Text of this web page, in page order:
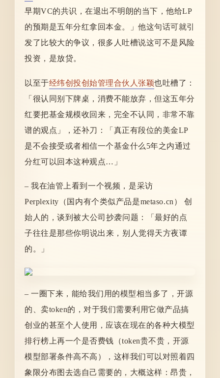
早期VC的共识，在退出不明朗的当下，他给LP
的预期是五年分红拿回本金。」他这句话可就引
发了比较大的争议，很多人吐槽说这可不是风险
投资，是放贷。
以至于经纬创投创始管理合伙人张颖也吐槽了：
「很认同别下牌桌，消费不能放弃，但这五年分
红要把基金规模收回来，完全不认同，非常不靠
谱的观点」，还补刀：「真正有段位的美金LP
是不会接受或者相信一个基金什么5年之内通过
分红可以回本这种观点…」
–我在油管上看到一个视频，是采访
Perplexity（国内有个类似产品是metaso.cn） 创
始人的，谈到被大公司抄袭问题：「最好的点
子往往是那些你明说出来，别人觉得天方夜谭
的。」
– 一圈下来，能给我们用的模型相当多了，开源
的、卖token的，对于我们需要利用它做产品搞
创业的甚至个人使用，应该在现在的各种大模型
排行榜上再一个是否费钱（token贵不贵，开源
模型部署条件高不高），这样我们可以对照着四
象限分布图去选自己需要的，大概这样：昂贵，